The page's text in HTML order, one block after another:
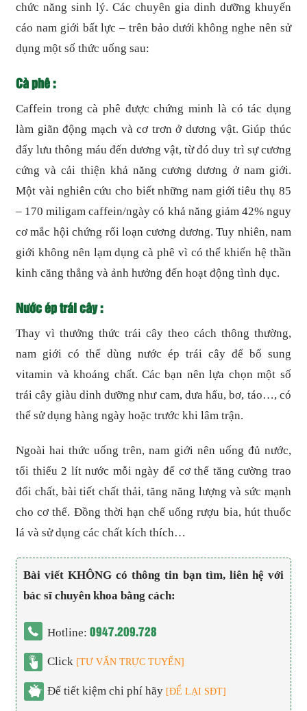
chức năng sinh lý. Các chuyên gia dinh dưỡng khuyến
cáo nam giới bất lực – trên bảo dưới không nghe nên sử
dụng một số thức uống sau:
Cà phê :
Caffein trong cà phê được chứng minh là có tác dụng
làm giãn động mạch và cơ trơn ở dương vật. Giúp thúc
đẩy lưu thông máu đến dương vật, từ đó duy trì sự cương
cứng và cải thiện khả năng cương dương ở nam giới.
Một vài nghiên cứu cho biết những nam giới tiêu thụ 85
– 170 miligam caffein/ngày có khả năng giảm 42% nguy
cơ mắc hội chứng rối loạn cương dương. Tuy nhiên, nam
giới không nên lạm dụng cà phê vì có thể khiến hệ thần
kinh căng thẳng và ảnh hưởng đến hoạt động tình dục.
Nước ép trái cây :
Thay vì thưởng thức trái cây theo cách thông thường,
nam giới có thể dùng nước ép trái cây để bổ sung
vitamin và khoáng chất. Các bạn nên lựa chọn một số
trái cây giàu dinh dưỡng như cam, dưa hấu, bơ, táo…, có
thể sử dụng hàng ngày hoặc trước khi lâm trận.
Ngoài hai thức uống trên, nam giới nên uống đủ nước,
tối thiểu 2 lít nước mỗi ngày để cơ thể tăng cường trao
đổi chất, bài tiết chất thải, tăng năng lượng và sức mạnh
cho cơ thể. Đồng thời hạn chế uống rượu bia, hút thuốc
lá và sử dụng các chất kích thích…
Bài viết KHÔNG có thông tin bạn tìm, liên hệ với
bác sĩ chuyên khoa bằng cách:
Hotline:0947.209.728
Click [TƯ VẤN TRỰC TUYẾN]
Để tiết kiệm chi phí hãy [ĐỂ LẠI SĐT]